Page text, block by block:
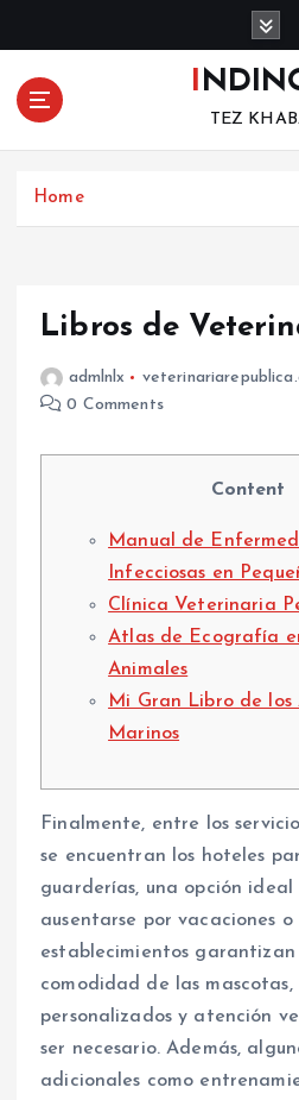
o
TEZ
Home
Libros de
admlnlx
0 Comments
Content
Manual de
Infecciosas en
Clínica Veterinaria
Atlas de Ecografía
Animales
Mi Gran Libro de los
Marinos
Finalmente, entre los
se encuentran los hoteles
guarderías, una opción
ausentarse por vacaciones
establecimientos
comodidad de las
personalizados y atención
ser necesario. Además,
adicionales como